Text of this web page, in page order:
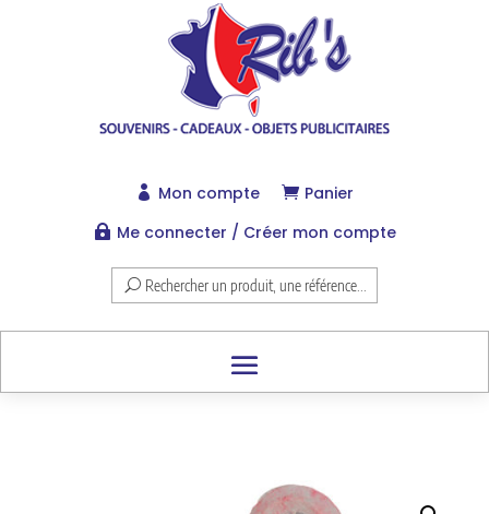
 Mon compte  Panier
 Me connecter / Créer mon compte
Rechercher un produit, une référence...